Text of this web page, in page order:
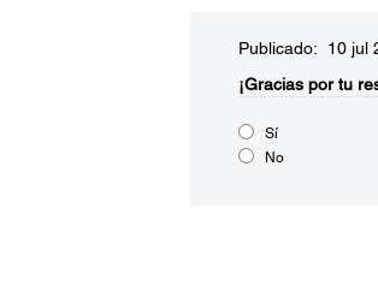
Publicado: 10 jul
¡Gracias por tu
Sí
No